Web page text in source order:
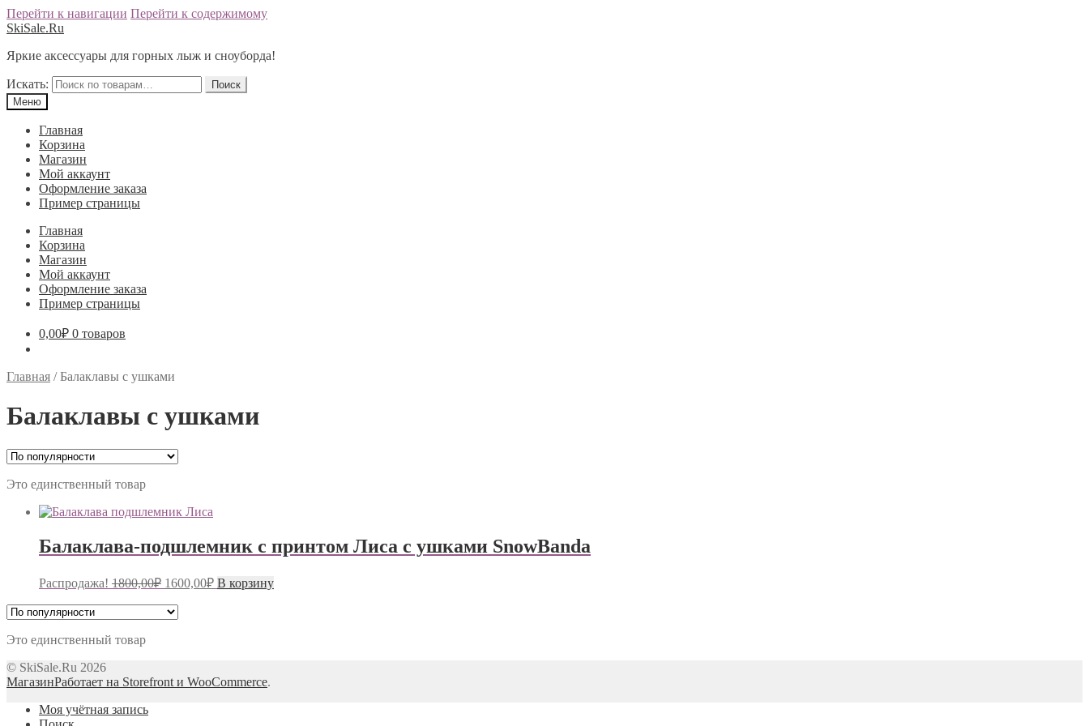
Перейти к навигации Перейти к содержимому
SkiSale.Ru
Яркие аксессуары для горных лыж и сноуборда!
Искать:
Поиск
Меню
Главная
Корзина
Магазин
Мой аккаунт
Оформление заказа
Пример страницы
Главная
Корзина
Магазин
Мой аккаунт
Оформление заказа
Пример страницы
0,00₽ 0 товаров
Главная /Балаклавы с ушками
Балаклавы с ушками
Это единственный товар
Балаклава-подшлемник с принтом Лиса с ушками SnowBanda
Распродажа! 1800,00₽ 1600,00₽ В корзину
Это единственный товар
© SkiSale.Ru 2026
МагазинРаботает на Storefront и WooCommerce.
Моя учётная запись